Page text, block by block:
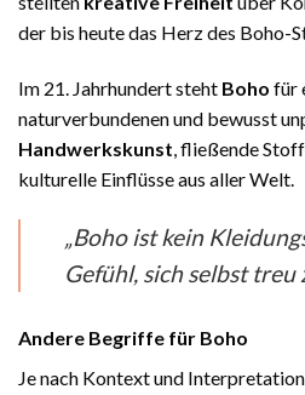
der bis heute das Herz des Boho-
Im 21. Jahrhundert steht Boho für
naturverbundenen und bewusst
Handwerkskunst, fließende
kulturelle Einflüsse aus aller Welt.
„Boho ist kein
Gefühl, sich selbst treu
Andere Begriffe für Boho
Je nach Kontext und